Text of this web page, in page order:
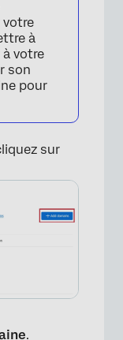
×
votre
à
à votre
son
pour
sur
.